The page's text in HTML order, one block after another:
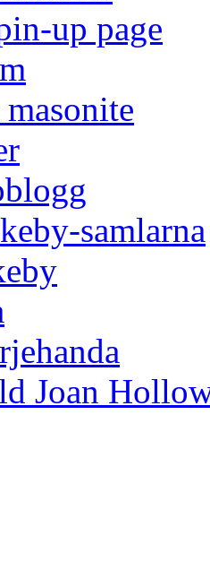
up page
samlarna
Joan